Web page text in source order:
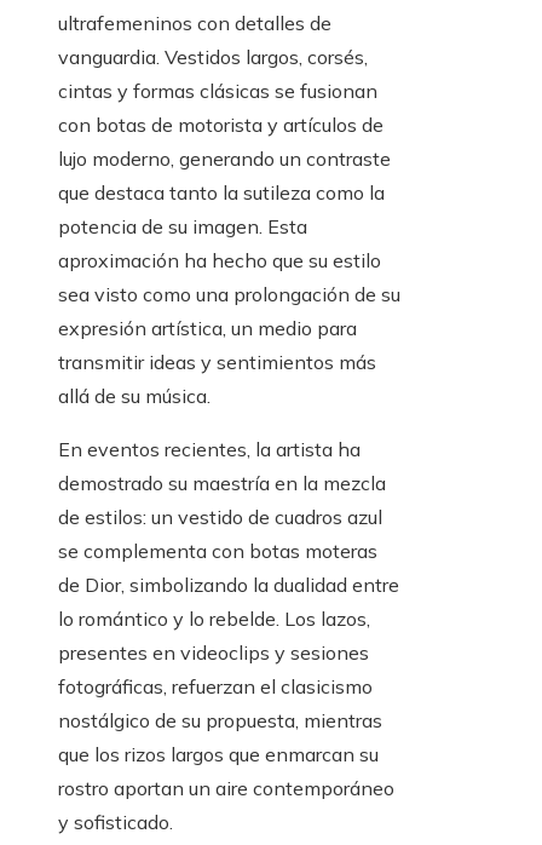
ultrafemeninos con detalles de
vanguardia. Vestidos largos, corsés,
cintas y formas clásicas se fusionan
con botas de motorista y artículos de
lujo moderno, generando un contraste
que destaca tanto la sutileza como la
potencia de su imagen. Esta
aproximación ha hecho que su estilo
sea visto como una prolongación de su
expresión artística, un medio para
transmitir ideas y sentimientos más
allá de su música.
En eventos recientes, la artista ha
demostrado su maestría en la mezcla
de estilos: un vestido de cuadros azul
se complementa con botas moteras
de Dior, simbolizando la dualidad entre
lo romántico y lo rebelde. Los lazos,
presentes en videoclips y sesiones
fotográficas, refuerzan el clasicismo
nostálgico de su propuesta, mientras
que los rizos largos que enmarcan su
rostro aportan un aire contemporáneo
y sofisticado.